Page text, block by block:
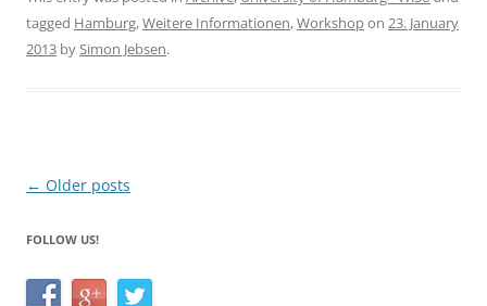
e
k
er e
tagged Hamburg,Weitere Informationen,Workshopon 23. January
2013 bySimon Jebsen.
Post
← Older posts
FOLLOW US!